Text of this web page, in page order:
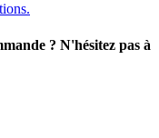
? N'hésitez pas à